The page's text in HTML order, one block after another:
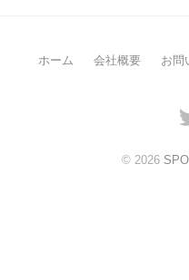
ホーム 会社概要 お問
© 2026